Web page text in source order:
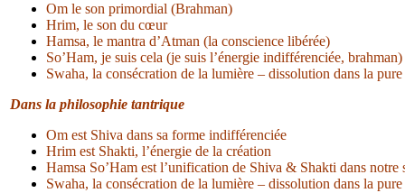
Om le son primordial (Brahman)
Hrim, le son du cœur
Hamsa, le mantra d’Atman (la conscience libérée)
So’Ham, je suis cela (je suis l’énergie indifférenciée, brahman)
Swaha, la consécration de la lumière – dissolution dans la
Dans la philosophie tantrique
Om est Shiva dans sa forme indifférenciée
Hrim est Shakti, l’énergie de la création
Hamsa So’Ham est l’unification de Shiva & Shakti dans notre
Swaha, la consécration de la lumière – dissolution dans la